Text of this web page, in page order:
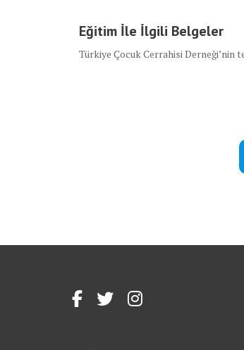
Eğitim İle İlgili Belgeler
Türkiye Çocuk Cerrahisi